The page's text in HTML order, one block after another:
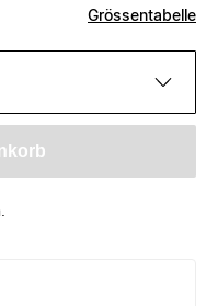
Grössentabelle